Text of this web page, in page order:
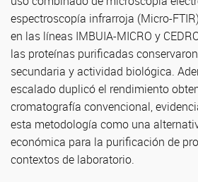
espectroscopía infrarroja (Micro-
en las líneas IMBUIA-MICRO y
las proteínas purificadas
secundaria y actividad biológica.
escalado duplicó el rendimiento
cromatografía convencional,
esta metodología como una
económica para la purificación de
contextos de laboratorio.